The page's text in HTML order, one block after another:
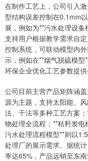
在制作工艺上，公司引入
型结构误差控制在0.1mm
展，例如为**污水处理设
支持用户根据教学需求自
控制系统，可联动模型内
示，例如在**烟气脱硫模
环保企业优化工艺参数提供
公司目前主营产品矩阵涵
源为主题，支持太阳能、
法、干法等多种工艺方案
物处理全流程；**秸秆发
污水处理流程模型**则以
处理厂的展示需求。据统
率达65%，产品远销至东南